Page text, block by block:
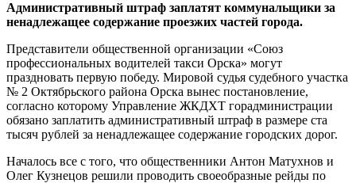
Административный штраф заплатят коммунальщики за
ненадлежащее содержание проезжих частей города.
Представители общественной организации «Союз
профессиональных водителей такси Орска» могут
праздновать первую победу. Мировой судья судебного участка
№ 2 Октябрьского района Орска вынес постановление,
согласно которому Управление ЖКДХТ горадминистрации
обязано заплатить административный штраф в размере ста
тысяч рублей за ненадлежащее содержание городских дорог.
Началось все с того, что общественники Антон Матухнов и
Олег Кузнецов решили проводить своеобразные рейды по